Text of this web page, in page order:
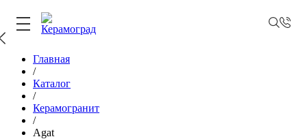
Главная
/
Каталог
/
Керамогранит
/
Agat